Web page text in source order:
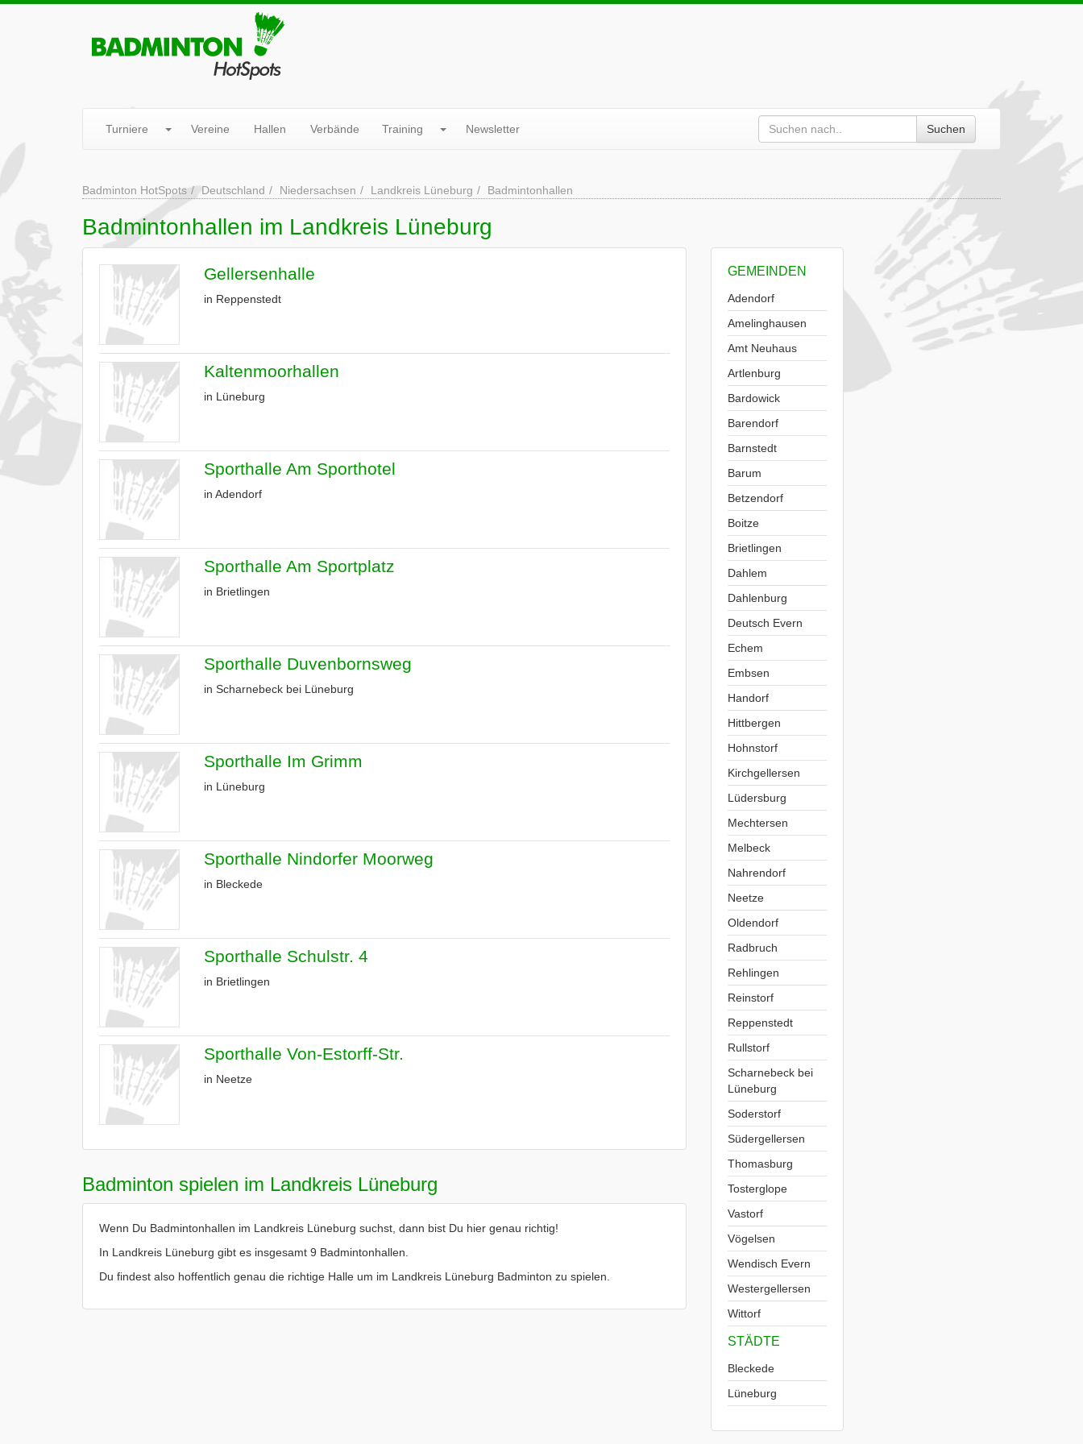
Turniere Vereine Hallen Verbände Training Newsletter Suchen
Badminton HotSpots Deutschland Niedersachsen Landkreis Lüneburg Badmintonhallen
Badmintonhallen im Landkreis Lüneburg
Gellersenhalle
in Reppenstedt
Kaltenmoorhallen
in Lüneburg
Sporthalle Am Sporthotel
in Adendorf
Sporthalle Am Sportplatz
in Brietlingen
Sporthalle Duvenbornsweg
in Scharnebeck bei Lüneburg
Sporthalle Im Grimm
in Lüneburg
Sporthalle Nindorfer Moorweg
in Bleckede
Sporthalle Schulstr. 4
in Brietlingen
Sporthalle Von-Estorff-Str.
in Neetze
Badminton spielen im Landkreis Lüneburg
Wenn Du Badmintonhallen im Landkreis Lüneburg suchst, dann bist Du hier genau richtig!
In Landkreis Lüneburg gibt es insgesamt 9 Badmintonhallen.
Du findest also hoffentlich genau die richtige Halle um im Landkreis Lüneburg Badminton zu spielen.
GEMEINDEN
Adendorf
Amelinghausen
Amt Neuhaus
Artlenburg
Bardowick
Barendorf
Barnstedt
Barum
Betzendorf
Boitze
Brietlingen
Dahlem
Dahlenburg
Deutsch Evern
Echem
Embsen
Handorf
Hittbergen
Hohnstorf
Kirchgellersen
Lüdersburg
Mechtersen
Melbeck
Nahrendorf
Neetze
Oldendorf
Radbruch
Rehlingen
Reinstorf
Reppenstedt
Rullstorf
Scharnebeck bei
Lüneburg
Soderstorf
Südergellersen
Thomasburg
Tosterglope
Vastorf
Vögelsen
Wendisch Evern
Westergellersen
Wittorf
STÄDTE
Bleckede
Lüneburg